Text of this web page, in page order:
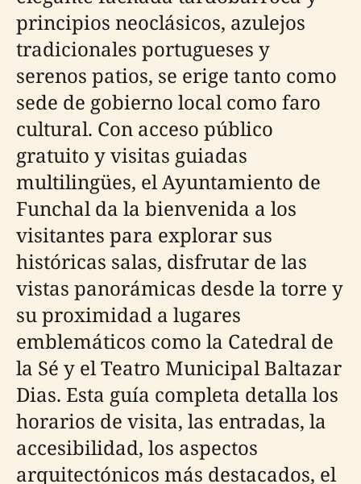
principios neoclásicos, azulejos
tradicionales portugueses y
serenos patios, se erige tanto como
sede de gobierno local como faro
cultural. Con acceso público
gratuito y visitas guiadas
multilingües, el Ayuntamiento de
Funchal da la bienvenida a los
visitantes para explorar sus
históricas salas, disfrutar de las
vistas panorámicas desde la torre y
su proximidad a lugares
emblemáticos como la Catedral de
la Sé y el Teatro Municipal Baltazar
Dias. Esta guía completa detalla los
horarios de visita, las entradas, la
accesibilidad, los aspectos
arquitectónicos más destacados, el